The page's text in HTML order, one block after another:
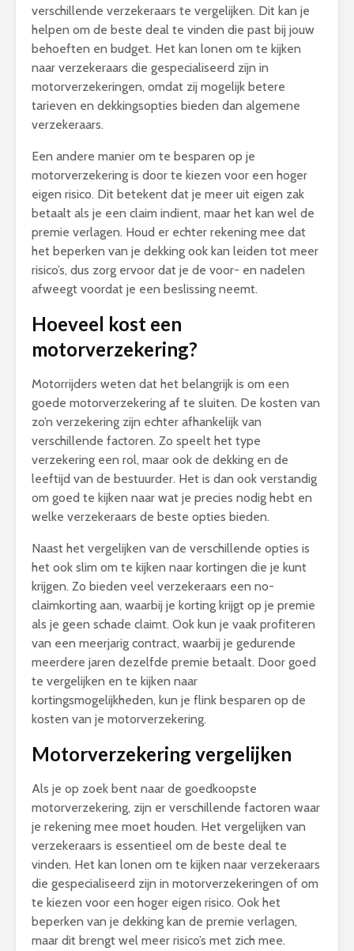
verschillende verzekeraars te vergelijken. Dit kan je
helpen om de beste deal te vinden die past bij jouw
behoeften en budget. Het kan lonen om te kijken
naar verzekeraars die gespecialiseerd zijn in
motorverzekeringen, omdat zij mogelijk betere
tarieven en dekkingsopties bieden dan algemene
verzekeraars.
Een andere manier om te besparen op je
motorverzekering is door te kiezen voor een hoger
eigen risico. Dit betekent dat je meer uit eigen zak
betaalt als je een claim indient, maar het kan wel de
premie verlagen. Houd er echter rekening mee dat
het beperken van je dekking ook kan leiden tot meer
risico’s, dus zorg ervoor dat je de voor- en nadelen
afweegt voordat je een beslissing neemt.
Hoeveel kost een
motorverzekering?
Motorrijders weten dat het belangrijk is om een
goede motorverzekering af te sluiten. De kosten van
zo’n verzekering zijn echter afhankelijk van
verschillende factoren. Zo speelt het type
verzekering een rol, maar ook de dekking en de
leeftijd van de bestuurder. Het is dan ook verstandig
om goed te kijken naar wat je precies nodig hebt en
welke verzekeraars de beste opties bieden.
Naast het vergelijken van de verschillende opties is
het ook slim om te kijken naar kortingen die je kunt
krijgen. Zo bieden veel verzekeraars een no-
claimkorting aan, waarbij je korting krijgt op je premie
als je geen schade claimt. Ook kun je vaak profiteren
van een meerjarig contract, waarbij je gedurende
meerdere jaren dezelfde premie betaalt. Door goed
te vergelijken en te kijken naar
kortingsmogelijkheden, kun je flink besparen op de
kosten van je motorverzekering.
Motorverzekering vergelijken
Als je op zoek bent naar de goedkoopste
motorverzekering, zijn er verschillende factoren waar
je rekening mee moet houden. Het vergelijken van
verzekeraars is essentieel om de beste deal te
vinden. Het kan lonen om te kijken naar verzekeraars
die gespecialiseerd zijn in motorverzekeringen of om
te kiezen voor een hoger eigen risico. Ook het
beperken van je dekking kan de premie verlagen,
maar dit brengt wel meer risico’s met zich mee.